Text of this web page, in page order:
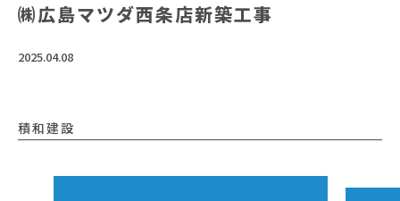
㈱広島マツダ西条店新築工事
2025.04.08
積和建設